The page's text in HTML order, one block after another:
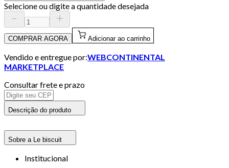
Selecione ou digite a quantidade desejada
COMPRAR AGORA Adicionar ao carrinho
Vendido e entregue por:WEBCONTINENTAL
MARKETPLACE
Consultar frete e prazo
Descrição do produto
Sobre a Le biscuit
Institucional